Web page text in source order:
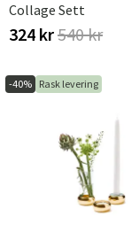
Collage Sett
324 kr540 kr
-40% Rask levering